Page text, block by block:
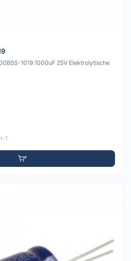
1019 1000uF 25V Elektrolytische
1